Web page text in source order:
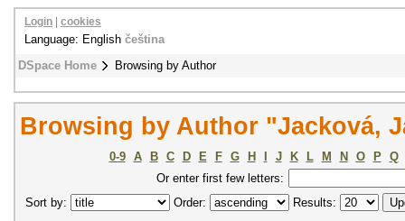
DSpace Home Browsing by Author
Login cookies
Language: English čeština
Browsing by Author "Jacková,
0-9 A B C D E F G H J K L M N O P
Q
Or enter first few letters:
Sort by:
Order: Results: